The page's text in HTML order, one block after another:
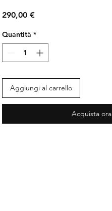
290,00 €Prezzo
Quantità *
Aggiungi al carrello
Acquista ora